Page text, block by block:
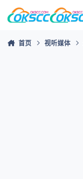
跳转到帖子
首页 视听媒体